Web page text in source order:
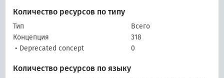
Количество ресурсов по типу
Тип
Всего
Концепция
318
• Deprecated concept
0
Количество ресурсов по языку